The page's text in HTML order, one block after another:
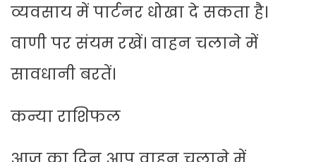
व्यवसाय में पार्टनर धोखा दे सकता है।
वाणी पर संयम रखें। वाहन चलाने में
सावधानी बरतें।
कन्या राशिफल